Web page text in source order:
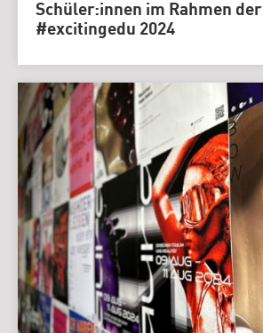
Schüler:innen im Rahmen der
#excitingedu 2024